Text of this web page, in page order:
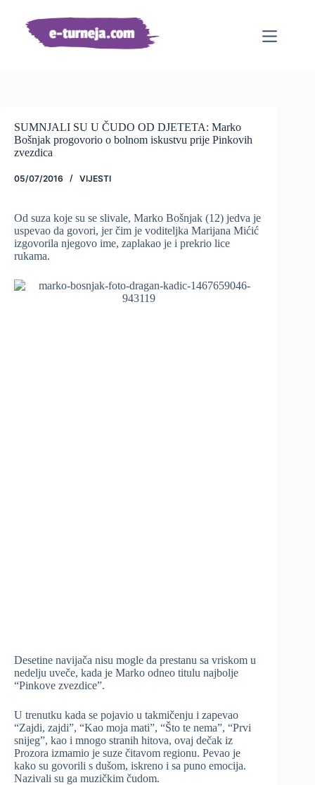
sadržaj
SUMNJALI SU U ČUDO OD DJETETA: Marko
Bošnjak progovorio o bolnom iskustvu prije Pinkovih
zvezdica
05/07/2016 VIJESTI
Od suza koje su se slivale, Marko Bošnjak (12) jedva je
uspevao da govori, jer čim je voditeljka Marijana Mićić
izgovorila njegovo ime, zaplakao je i prekrio lice
rukama.
Desetine navijača nisu mogle da prestanu sa vriskom u
nedelju uveče, kada je Marko odneo titulu najbolje
“Pinkove zvezdice”.
U trenutku kada se pojavio u takmičenju i zapevao
“Zajdi, zajdi”, “Kao moja mati”, “Što te nema”, “Prvi
snijeg”, kao i mnogo stranih hitova, ovaj dečak iz
Prozora izmamio je suze čitavom regionu. Pevao je
kako su govorili s dušom, iskreno i sa puno emocija.
Nazivali su ga muzičkim čudom.